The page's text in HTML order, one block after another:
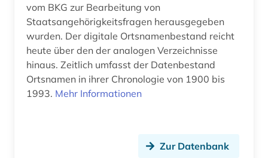
bauvorhaben (1)
bauvorschriften (1)
bauwerke (1)
bauwesen (3)
vom BKG zur Bearbeitung von
Staatsangehörigkeitsfragen herausgegeben
wurden. Der digitale Ortsnamenbestand reicht
heute über den der analogen Verzeichnisse
hinaus. Zeitlich umfasst der Datenbestand
Ortsnamen in ihrer Chronologie von 1900 bis
1993. Mehr Informationen
Zur Datenbank